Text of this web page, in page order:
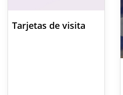
Tarjetas de visita